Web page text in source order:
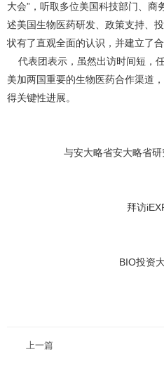
大会”，听取多位美国科技部门、
述美国生物医药研发、政策支持、
状有了直观全面的认识，并建立了合
代表团表示，虽然出访时间短，
美加两国重要的生物医药合作渠道
得关键性进展。
与安大略省安大略省
拜访
BIO投资
上一篇